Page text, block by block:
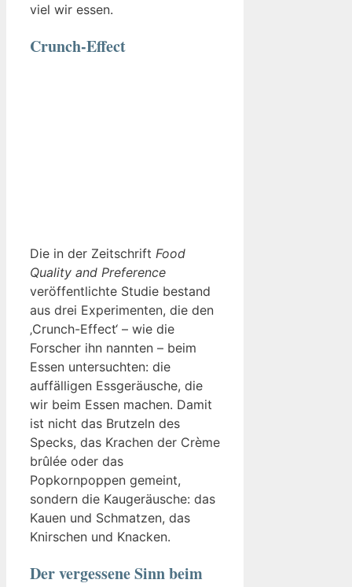
viel wir essen.
Crunch-Effect
Die in der Zeitschrift Food
Quality and Preference
veröffentlichte Studie bestand
aus drei Experimenten, die den
‚Crunch-Effect‘ – wie die
Forscher ihn nannten – beim
Essen untersuchten: die
auffälligen Essgeräusche, die
wir beim Essen machen. Damit
ist nicht das Brutzeln des
Specks, das Krachen der Crème
brûlée oder das
Popkornpoppen gemeint,
sondern die Kaugeräusche: das
Kauen und Schmatzen, das
Knirschen und Knacken.
Der vergessene Sinn beim